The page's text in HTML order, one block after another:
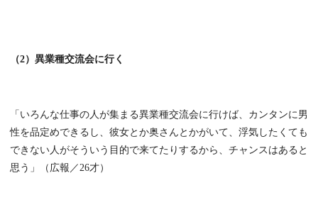
（2）異業種交流会に行く
「いろんな仕事の人が集まる異業種交流会に行けば、カンタンに男
性を品定めできるし、彼女とか奥さんとかがいて、浮気したくても
できない人がそういう目的で来てたりするから、チャンスはあると
思う」（広報／26才）